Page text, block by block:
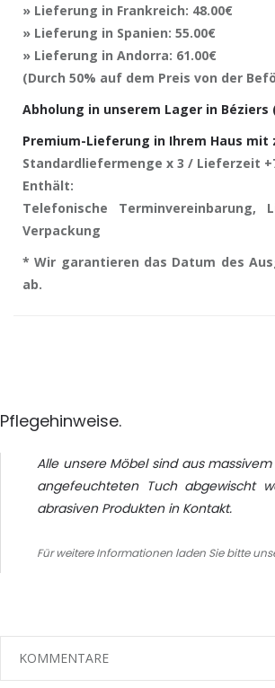
» Lieferung in Frankreich: 48.00€
» Lieferung in Spanien: 55.00€
» Lieferung in Andorra: 61.00€
(Durch 50% auf dem Preis von der
Abholung in unserem Lager in Béziers
Premium-Lieferung in Ihrem Haus mit
Standardliefermenge x 3 / Lieferzeit
Enthält:
Telefonische
Verpackung
* Wir garantieren das Datum des
ab.
Pflegehinweise.
Alle unsere Möbel sind aus
angefeuchteten Tuch abgewischt
abrasiven Produkten in Kontakt.
Für weitere Informationen laden Sie bitte
KOMMENTARE